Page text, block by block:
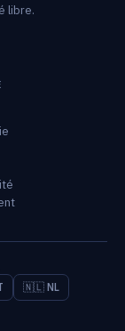
libre.
🇳🇱 NL